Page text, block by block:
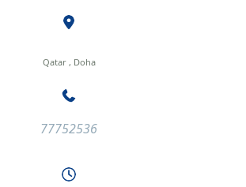
Qatar , Doha
77752536